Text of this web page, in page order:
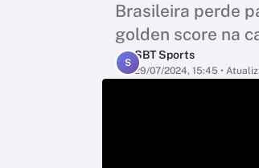
Brasileira perde
golden score na
S
SBT Sports
29/07/2024, 15:45 •